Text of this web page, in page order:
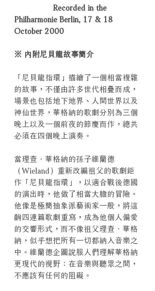
Recorded in the
Philharmonie Berlin, 17 & 18
October 2000
※ 內附尼貝龍故事簡介
「尼貝龍指環」描繪了一個相當複雜
的故事，不僅由許多世代相疊而成，
場景也包括地下地界、人間世界以及
神仙世界，華格納的歌劇分別為三個
晚上以及一個前夜的節慶而作，總共
必須在四個晚上演奏。
當理查．華格納的孫子維蘭德
（Wieland）重新改編祖父的歌劇鉅
作「尼貝龍指環」，以適合戰後德國
的演出時，他做了相當大膽的冒險。
他像是極簡抽象派藝術家一般，將這
齣四連篇歌劇重寫，成為他個人偏愛
的交響形式，而不像祖父理查．華格
納，似乎想把所有一切都納入音樂之
中。維蘭德企圖說服人們理解華格納
更現代的視野：在音樂與聽眾之間，
不應該有任何的阻礙。